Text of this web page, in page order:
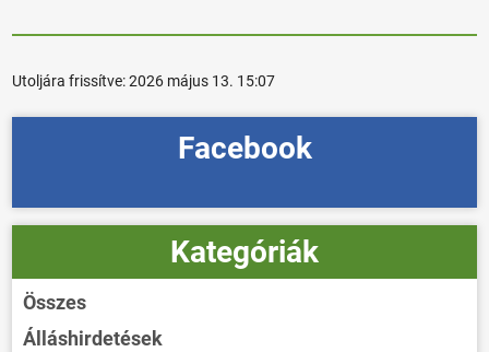
Utoljára frissítve:2026 május 13. 15:07
Facebook
Kategóriák
Összes
Álláshirdetések